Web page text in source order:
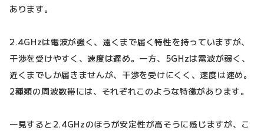
あります。
2.4GHzは電波が強く、遠くまで届く特性を持っていますが、
干渉を受けやすく、速度は遅め。一方、5GHzは電波が弱く、
近くまでしか届きませんが、干渉を受けにくく、速度は速め。
2種類の周波数帯には、それぞれこのような特徴があります。
一見すると2.4GHzのほうが安定性が高そうに感じますが、こ